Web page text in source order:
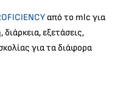
από το mlc για
εξετάσεις,
για τα διάφορα